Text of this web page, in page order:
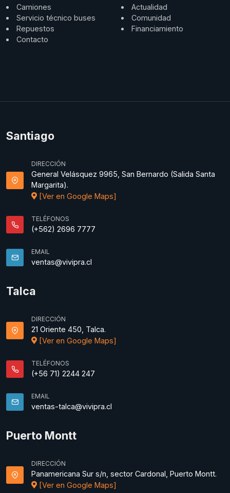
Camiones
Servicio técnico buses
Repuestos
Contacto
Actualidad
Comunidad
Financiamiento
Santiago
DIRECCIÓN
General Velásquez 9965, San Bernardo (Salida Santa
Margarita).
[Ver en Google Maps]
TELÉFONOS
(+562) 2696 7777
EMAIL
ventas@vivipra.cl
Talca
DIRECCIÓN
21 Oriente 450, Talca.
[Ver en Google Maps]
TELÉFONOS
(+56 71) 2244 247
EMAIL
ventas-talca@vivipra.cl
Puerto Montt
DIRECCIÓN
Panamericana Sur s/n, sector Cardonal, Puerto Montt.
[Ver en Google Maps]